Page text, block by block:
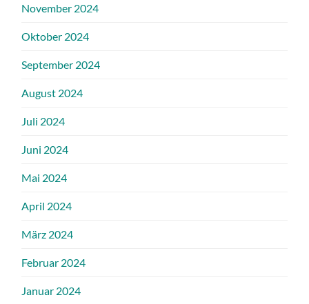
November 2024
Oktober 2024
September 2024
August 2024
Juli 2024
Juni 2024
Mai 2024
April 2024
März 2024
Februar 2024
Januar 2024